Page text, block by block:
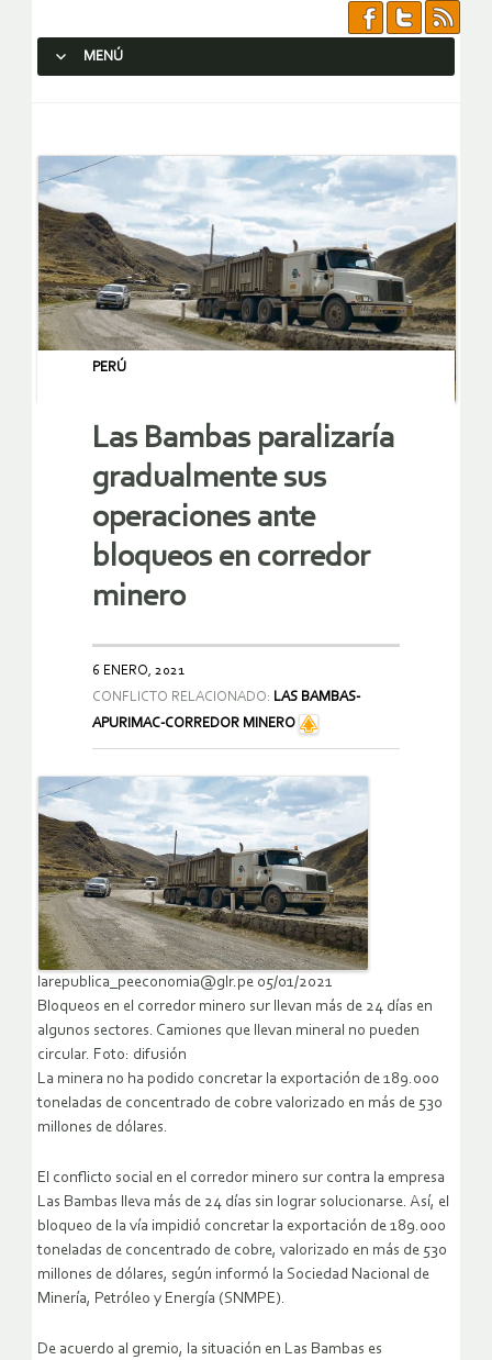
MENÚ
PERÚ
Las Bambas paralizaría
gradualmente sus
operaciones ante
bloqueos en corredor
minero
6 ENERO, 2021
CONFLICTO RELACIONADO: LAS BAMBAS-
APURIMAC-CORREDOR MINERO
larepublica_peeconomia@glr.pe 05/01/2021
Bloqueos en el corredor minero sur llevan más de 24 días en
algunos sectores. Camiones que llevan mineral no pueden
circular. Foto: difusión
La minera no ha podido concretar la exportación de 189.000
toneladas de concentrado de cobre valorizado en más de 530
millones de dólares.
El conflicto social en el corredor minero sur contra la empresa
Las Bambas lleva más de 24 días sin lograr solucionarse. Así, el
bloqueo de la vía impidió concretar la exportación de 189.000
toneladas de concentrado de cobre, valorizado en más de 530
millones de dólares, según informó la Sociedad Nacional de
Minería, Petróleo y Energía (SNMPE).
De acuerdo al gremio, la situación en Las Bambas es